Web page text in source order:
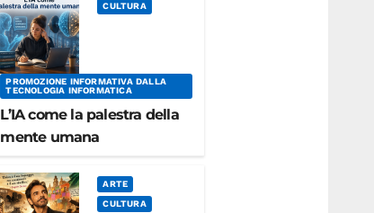
CULTURA
PROMOZIONE INFORMATIVA DALLA
TECNOLOGIA INFORMATICA
L’IA come la palestra della
mente umana
ARTE
CULTURA